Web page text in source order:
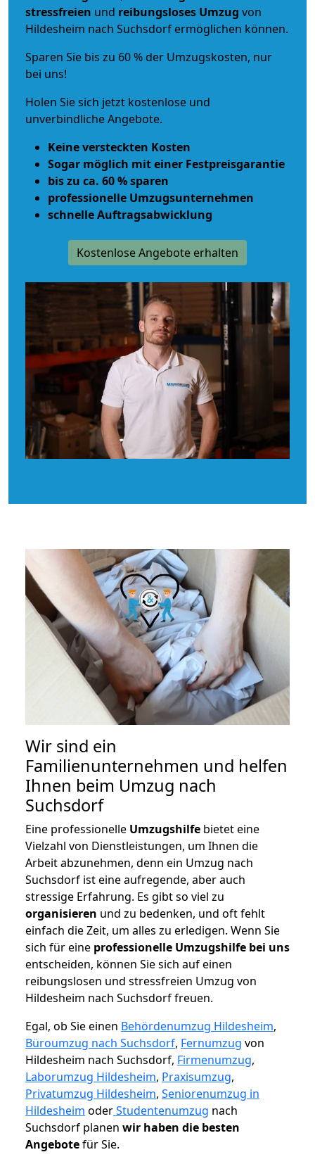
stressfreien und reibungsloses Umzug von
Hildesheim nach Suchsdorf ermöglichen können.
Sparen Sie bis zu 60 % der Umzugskosten, nur
bei uns!
Holen Sie sich jetzt kostenlose und
unverbindliche Angebote.
Keine versteckten Kosten
Sogar möglich mit einer Festpreisgarantie
bis zu ca. 60 % sparen
professionelle Umzugsunternehmen
schnelle Auftragsabwicklung
Kostenlose Angebote erhalten
Wir sind ein
Familienunternehmen und helfen
Ihnen beim Umzug nach
Suchsdorf
Eine professionelle Umzugshilfe bietet eine
Vielzahl von Dienstleistungen, um Ihnen die
Arbeit abzunehmen, denn ein Umzug nach
Suchsdorf ist eine aufregende, aber auch
stressige Erfahrung. Es gibt so viel zu
organisieren und zu bedenken, und oft fehlt
einfach die Zeit, um alles zu erledigen. Wenn Sie
sich für eine professionelle Umzugshilfe bei uns
entscheiden, können Sie sich auf einen
reibungslosen und stressfreien Umzug von
Hildesheim nach Suchsdorf freuen.
Egal, ob Sie einen Behördenumzug Hildesheim,
Büroumzug nach Suchsdorf, Fernumzug von
Hildesheim nach Suchsdorf, Firmenumzug,
Laborumzug Hildesheim, Praxisumzug,
Privatumzug Hildesheim, Seniorenumzug in
Hildesheim oderStudentenumzug nach
Suchsdorf planen wir haben die besten
Angebotefür Sie.